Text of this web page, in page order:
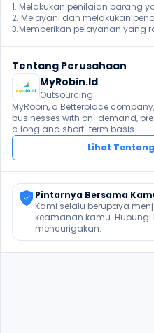
1. Melakukan penilaian barang
2. Melayani dan melakukan
3.Memberikan pelayanan yang
Tentang Perusahaan
MyRobin.Id
Outsourcing
MyRobin, a Betterplace
businesses with on-demand,
a long and short-term basis.
Lihat
Pintarnya Bersama
Kami selalu berupaya
keamanan kamu.
mencurigakan.